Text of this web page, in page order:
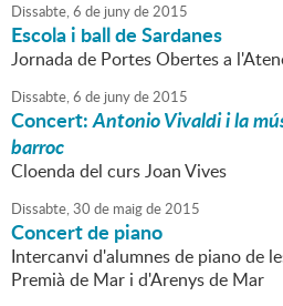
Dissabte,6 de junyde2015
Escola i ball de Sardanes
Jornada de Portes Obertes a
Dissabte,6 de junyde2015
Concert:Antonio Vivaldi i la
barroc
Cloenda del curs Joan Vives
Dissabte,30 de maigde2015
Concert de piano
Intercanvi d'alumnes de piano de
Premià de Mar i d'Arenys de Mar